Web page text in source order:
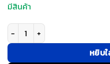
มีสินค้า
จำนวน WiWU รุ่น iShield One - เค
หยิบใ